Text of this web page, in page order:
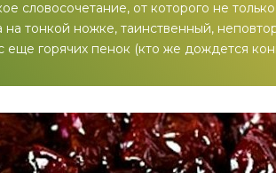
словосочетание, от которого не
на тонкой ножке, таинственный,
еще горячих пенок (кто же дождется